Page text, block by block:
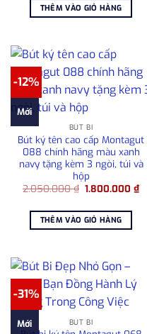
là:
1.080.000 ₫.
THÊM VÀO GIỎ HÀNG
-12%
Mới
BÚT BI
Bút ký tên cao cấp Montagut
088 chính hãng màu xanh
navy tặng kèm 3 ngòi, túi và
hộp
2.050.000₫ Giá
2.050.000 ₫.
1.800.000₫Giá
THÊM VÀO GIỎ HÀNG
-31%
Mới BÚT BI